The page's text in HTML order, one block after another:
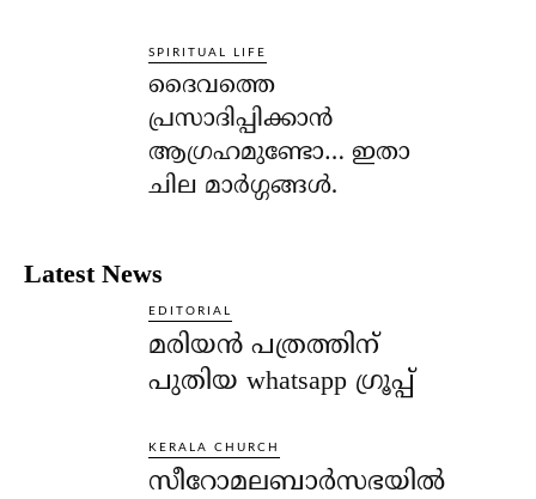
SPIRITUAL LIFE
ദൈവത്തെ
പ്രസാദിപ്പിക്കാന്‍
ആഗ്രഹമുണ്ടോ… ഇതാ
ചില മാര്‍ഗ്ഗങ്ങള്‍.
Latest News
EDITORIAL
മരിയൻ പത്രത്തിന്
പുതിയ whatsapp ഗ്രൂപ്പ്
KERALA CHURCH
സീറോമലബാർസഭയിൽ